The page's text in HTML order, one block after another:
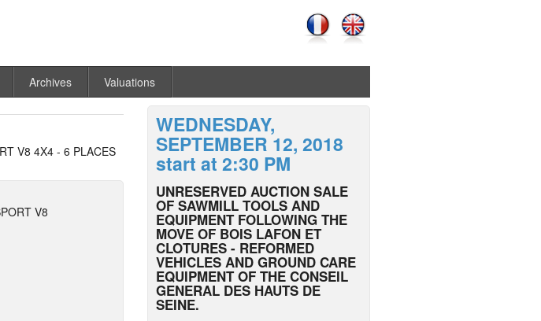
Archives Valuations
V8 4X4 - 6 PLACES
V8
WEDNESDAY,
SEPTEMBER 12, 2018
start at 2:30 PM
UNRESERVED AUCTION SALE
OF SAWMILL TOOLS AND
EQUIPMENT FOLLOWING THE
MOVE OF BOIS LAFON ET
CLOTURES - REFORMED
VEHICLES AND GROUND CARE
EQUIPMENT OF THE CONSEIL
GENERAL DES HAUTS DE
SEINE.